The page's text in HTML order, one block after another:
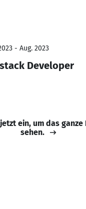
- Aug. 2023
Developer
ein, um das
sehen.